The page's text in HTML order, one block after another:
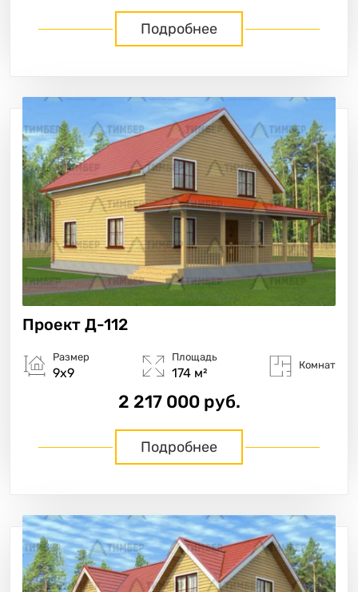
Подробнее
Проект Д-112
Размер
9х9
Площадь
174 м²
Комнат
2 217 000 руб.
Подробнее